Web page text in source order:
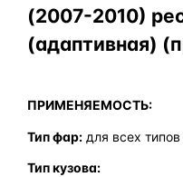
(2007-2010)
(адаптивная)
ПРИМЕНЯЕМОСТЬ:
Тип фар: для всех
Тип кузова: